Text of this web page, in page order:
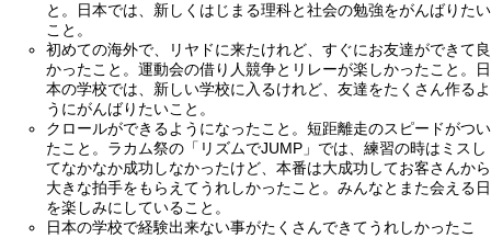
と。日本では、新しくはじまる理科と社会の勉強をがんばりたい
こと。
初めての海外で、リヤドに来たけれど、すぐにお友達ができて良
かったこと。運動会の借り人競争とリレーが楽しかったこと。日
本の学校では、新しい学校に入るけれど、友達をたくさん作るよ
うにがんばりたいこと。
クロールができるようになったこと。短距離走のスピードがつい
たこと。ラカム祭の「リズムでJUMP」では、練習の時はミスし
てなかなか成功しなかったけど、本番は大成功してお客さんから
大きな拍手をもらえてうれしかったこと。みんなとまた会える日
を楽しみにしていること。
日本の学校で経験出来ない事がたくさんできてうれしかったこ